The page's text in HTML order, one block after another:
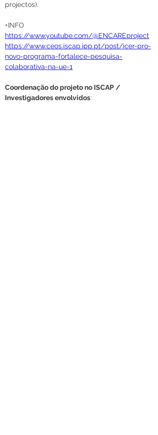
projectos).
+INFO
https://www.youtube.com/@ENCAREproject
https://www.ceos.iscap.ipp.pt/post/icer-pro-
novo-programa-fortalece-pesquisa-
colaborativa-na-ue-1
Coordenação do projeto no ISCAP /
Investigadores envolvidos: